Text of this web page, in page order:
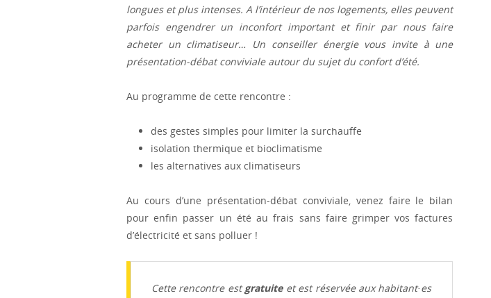
longues et plus intenses. A l’intérieur de nos logements, elles peuvent
parfois engendrer un inconfort important et finir par nous faire
acheter un climatiseur… Un conseiller énergie vous invite à une
présentation-débat conviviale autour du sujet du confort d’été.
Au programme de cette rencontre :
des gestes simples pour limiter la surchauffe
isolation thermique et bioclimatisme
les alternatives aux climatiseurs
Au cours d’une présentation-débat conviviale, venez faire le bilan
pour enfin passer un été au frais sans faire grimper vos factures
d’électricité et sans polluer !
Cette rencontre estgratuiteet est réservée aux habitant·es